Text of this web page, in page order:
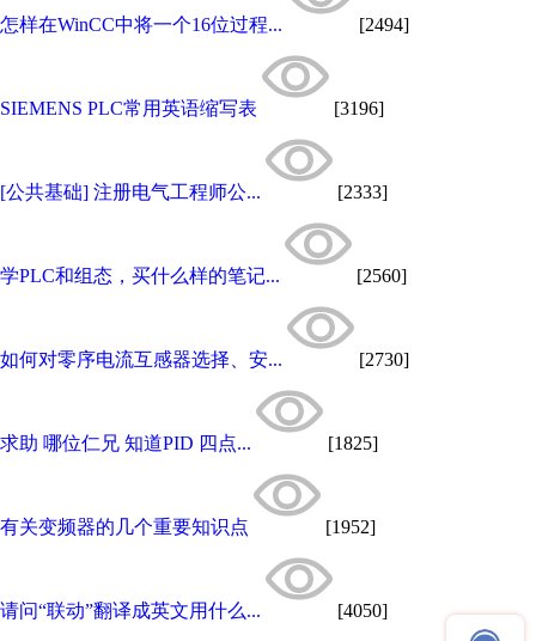
怎样在WinCC中将一个16位过程... [2494]
SIEMENS PLC常用英语缩写表 [3196]
[公共基础] 注册电气工程师公... [2333]
学PLC和组态，买什么样的笔记... [2560]
如何对零序电流互感器选择、安... [2730]
求助 哪位仁兄 知道PID 四点... [1825]
有关变频器的几个重要知识点 [1952]
请问“联动”翻译成英文用什么... [4050]